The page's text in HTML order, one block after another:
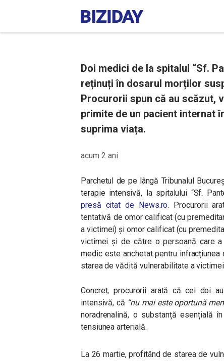
Doi medici de la spitalul “Sf.
reținuți în dosarul morților
Procurorii spun că au scăzut,
primite de un pacient internat
suprima viața.
acum 2 ani
Parchetul de pe lângă Tribunalul
terapie intensivă, la spitalului “Sf.
presă citat de News.ro. Procurorii
tentativă de omor calificat (cu
a victimei) și omor calificat (cu
victimei și de către o persoană care
medic este anchetat pentru
starea de vădită vulnerabilitate a
Concret, procurorii arată că cei doi
intensivă, că “nu mai este oportună
noradrenalină, o substanță esențială
tensiunea arterială.
La 26 martie, profitând de starea de